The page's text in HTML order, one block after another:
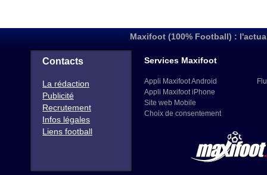
Maxifoot (100% Football) :
Contacts
La rédaction
Publicité
Recrutement
Infos légales
Liens football
Services Maxifoot
Appli Maxifoot Android
Appli Maxifoot iPhone
Site web Mobile
Choix de consentement